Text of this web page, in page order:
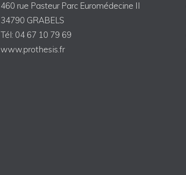
460 rue Pasteur Parc Euromédecine II
34790 GRABELS
Tél: 04 67 10 79 69
www.prothesis.fr